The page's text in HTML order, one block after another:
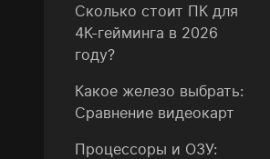
Сколько стоит ПК для
4К-гейминга в 2026
году?
Какое железо выбрать:
Сравнение видеокарт
Процессоры и ОЗУ: